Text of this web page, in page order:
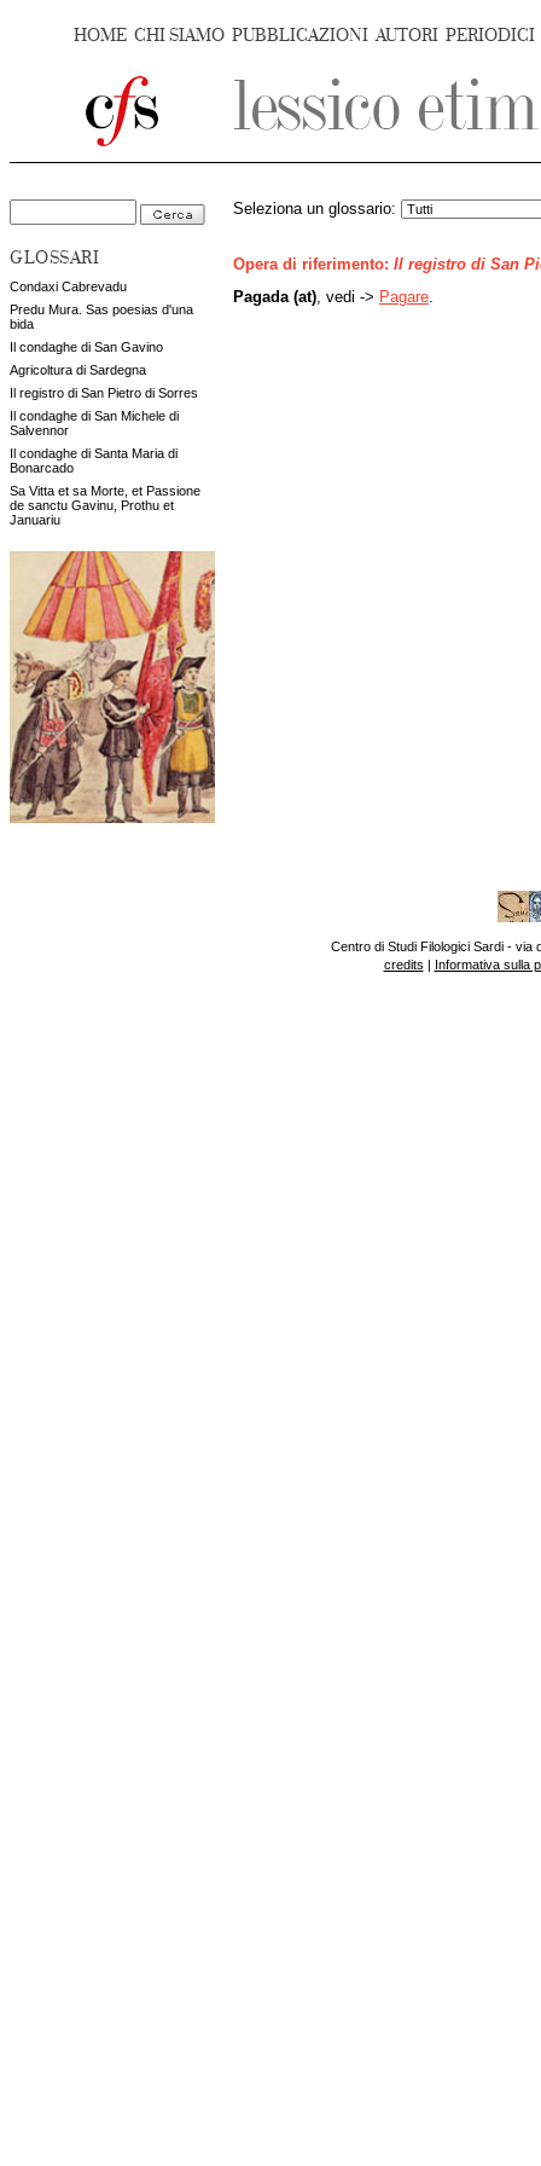
HOME CHI SIAMO PUBBLICAZIONI AUTORI PERIODICI
GLOSSARI
Condaxi Cabrevadu
Predu Mura. Sas poesias d'una
bida
Il condaghe di San Gavino
Agricoltura di Sardegna
Il registro di San Pietro di Sorres
Il condaghe di San Michele di
Salvennor
Il condaghe di Santa Maria di
Bonarcado
Sa Vitta et sa Morte, et Passione
de sanctu Gavinu, Prothu et
Januariu
Seleziona un glossario:
Opera di riferimento: Il registro di San
Pagada (at) , vedi -> Pagare
Centro di Studi Filologici Sardi - via
credits | Informativa sulla